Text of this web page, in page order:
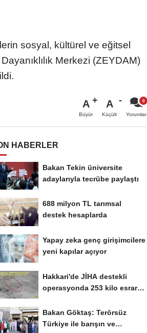
sosyal, kültürel ve eğitsel
Merkezi (ZEYDAM)
A
Büyüt
A
Küçült Yorumlar
HABERLER
Bakan Tekin üniversite
adaylarıyla tecrübe paylaştı
688 milyon TL tarımsal
destek hesaplarda
Yapay zeka genç girişimcilere
yeni kapılar açıyor
Hakkari'de JİHA destekli
operasyonda 253 kilo esrar
Bakan Göktaş: Terörsüz
Türkiye ile barışın ve